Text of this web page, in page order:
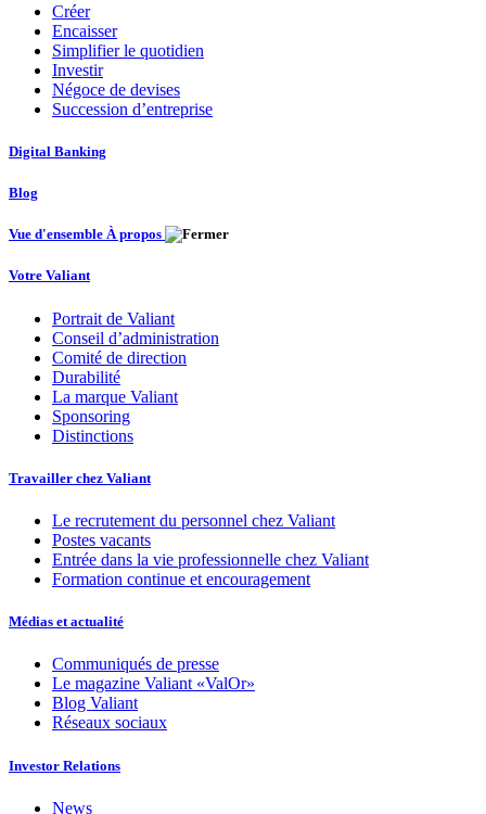
Créer
Encaisser
Simplifier le quotidien
Investir
Négoce de devises
Succession d’entreprise
Digital Banking
Blog
Vue d'ensemble À propos
Votre Valiant
Portrait de Valiant
Conseil d’administration
Comité de direction
Durabilité
La marque Valiant
Sponsoring
Distinctions
Travailler chez Valiant
Le recrutement du personnel chez Valiant
Postes vacants
Entrée dans la vie professionnelle chez Valiant
Formation continue et encouragement
Médias et actualité
Communiqués de presse
Le magazine Valiant «ValOr»
Blog Valiant
Réseaux sociaux
Investor Relations
News